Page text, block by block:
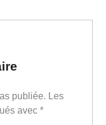
publiée. Les
avec*